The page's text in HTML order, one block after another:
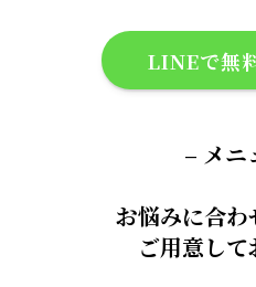
LINEで無
– メニ
お悩みに合わ
ご用意して